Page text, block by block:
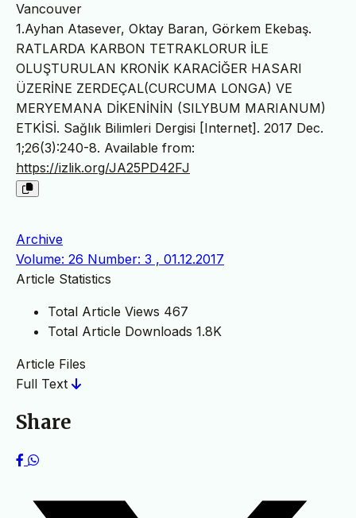
Vancouver
1.Ayhan Atasever, Oktay Baran, Görkem Ekebaş.
RATLARDA KARBON TETRAKLORUR İLE
OLUŞTURULAN KRONİK KARACİĞER HASARI
ÜZERİNE ZERDEÇAL(CURCUMA LONGA) VE
MERYEMANA DİKENİNİN (SILYBUM MARIANUM)
ETKİSİ. Sağlık Bilimleri Dergisi [Internet]. 2017 Dec.
1;26(3):240-8. Available from:
https://izlik.org/JA25PD42FJ
Archive
Volume: 26 Number: 3 , 01.12.2017
Article Statistics
Total Article Views 467
Total Article Downloads 1.8K
Article Files
Full Text
Share